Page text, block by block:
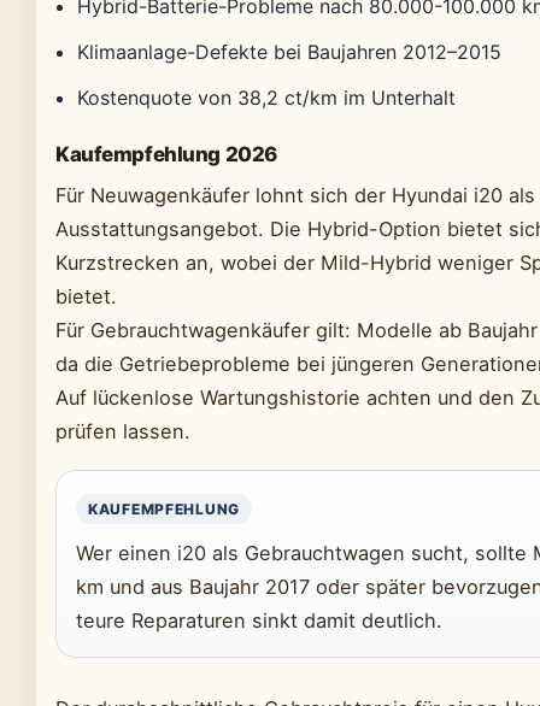
Hybrid-Batterie-Probleme nach 80.000-100.000
Klimaanlage-Defekte bei Baujahren 2012–2015
Kostenquote von 38,2 ct/km im Unterhalt
Kaufempfehlung 2026
Für Neuwagenkäufer lohnt sich der Hyundai i20
Ausstattungsangebot. Die Hybrid-Option bietet
Kurzstrecken an, wobei der Mild-Hybrid weniger
bietet.
Für Gebrauchtwagenkäufer gilt: Modelle ab
da die Getriebeprobleme bei jüngeren
Auf lückenlose Wartungshistorie achten und den
prüfen lassen.
KAUFEMPFEHLUNG
Wer einen i20 als Gebrauchtwagen sucht,
km und aus Baujahr 2017 oder später
teure Reparaturen sinkt damit deutlich.